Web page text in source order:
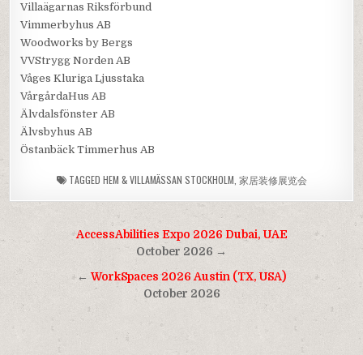
Villaägarnas Riksförbund
Vimmerbyhus AB
Woodworks by Bergs
VVStrygg Norden AB
Våges Kluriga Ljusstaka
VårgårdaHus AB
Älvdalsfönster AB
Älvsbyhus AB
Östanbäck Timmerhus AB
TAGGED HEM & VILLAMÄSSAN STOCKHOLM 家居装修展览会
Post
navigation
AccessAbilities Expo 2026 Dubai, UAE
October 2026 →
←WorkSpaces 2026 Austin (TX, USA)
October 2026